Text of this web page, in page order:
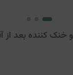
خنک کننده بعد از